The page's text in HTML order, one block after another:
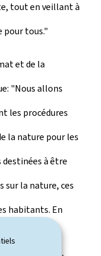
tout en veillant à
pour tous."
et de la
"Nous allons
les procédures
la nature pour les
à être
sur la nature, ces
habitants. En
nous pourrons